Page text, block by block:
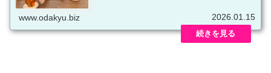
段：小田急小田原線「読売ランド前」駅 北口改札から徒
www.odakyu.biz 2026.01.15